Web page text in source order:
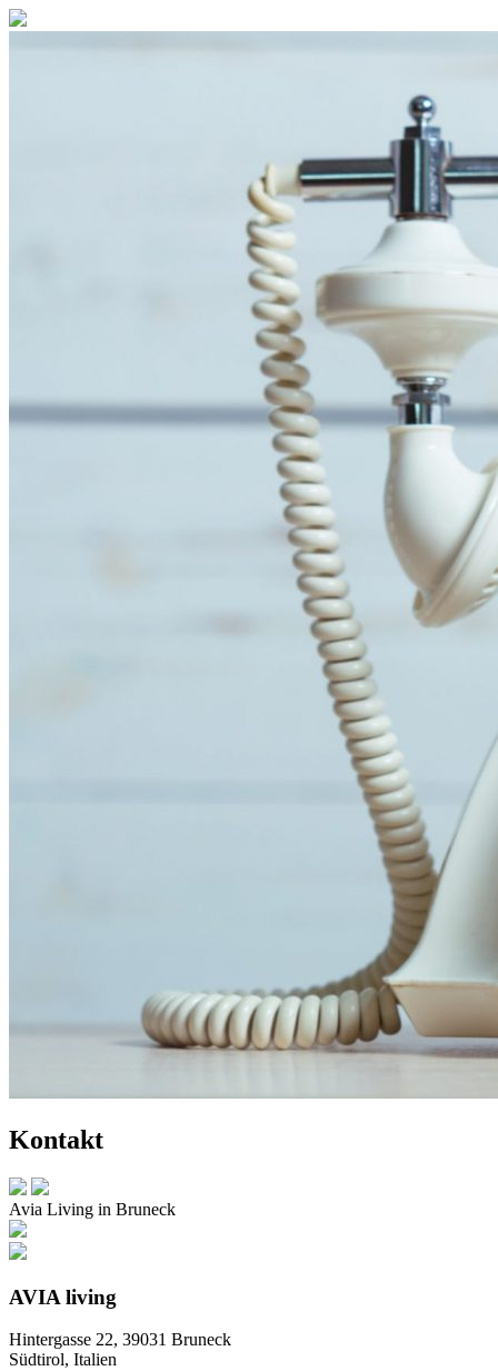
Kontakt
Avia Living in Bruneck
AVIA living
Hintergasse 22, 39031 Bruneck
Südtirol, Italien